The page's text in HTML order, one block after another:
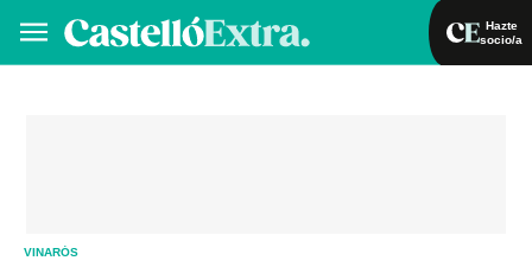
Hazte
socio/a
VINARÓS